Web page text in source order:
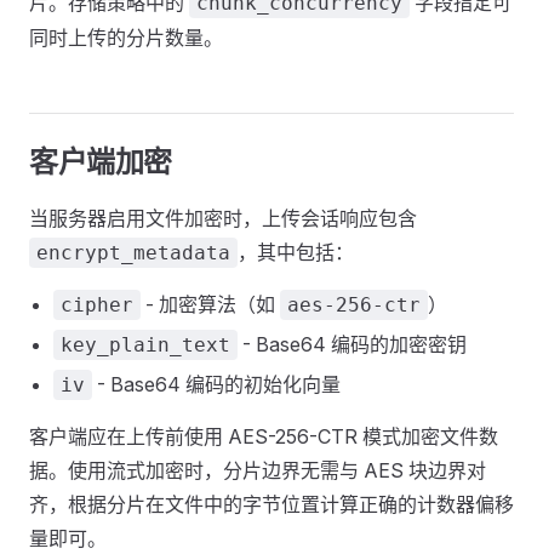
同时上传的分片数量。
客户端加密
当服务器启用文件加密时，上传会话响应包含
encrypt_metadata ，其中包括：
cipher - 加密算法（如 aes-256-ctr ）
key_plain_text - Base64 编码的加密密钥
iv - Base64 编码的初始化向量
客户端应在上传前使用 AES-256-CTR 模式加密文件数
据。使用流式加密时，分片边界无需与 AES 块边界对
齐，根据分片在文件中的字节位置计算正确的计数器偏移
量即可。